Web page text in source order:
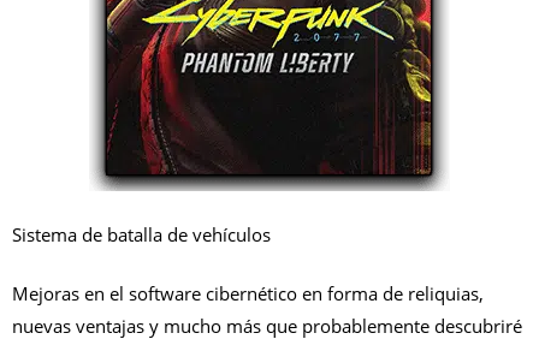
Sistema de batalla de vehículos
Mejoras en el software cibernético en forma de reliquias,
nuevas ventajas y mucho más que probablemente descubriré